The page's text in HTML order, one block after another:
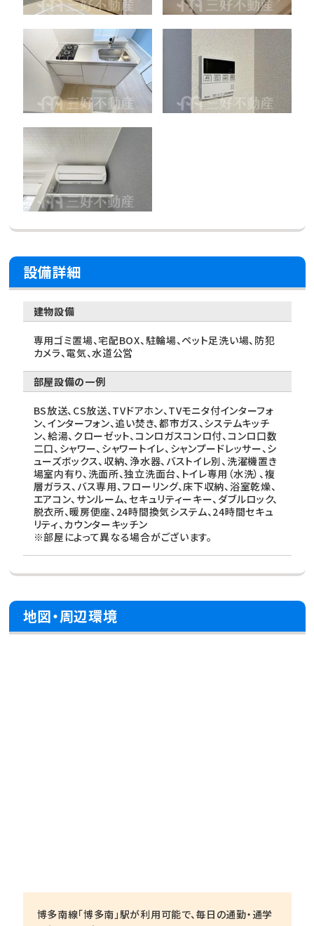
設備詳細
建物設備
専用ゴミ置場、宅配BOX、駐輪場、ペット足洗い場、防犯
カメラ、電気、水道公営
部屋設備の一例
BS放送、CS放送、TVドアホン、TVモニタ付インターフォ
ン、インターフォン、追い焚き、都市ガス、システムキッチ
ン、給湯、クローゼット、コンロガスコンロ付、コンロ口数
二口、シャワー、シャワートイレ、シャンプードレッサー、シ
ューズボックス、収納、浄水器、バストイレ別、洗濯機置き
場室内有り、洗面所、独立洗面台、トイレ専用（水洗）、複
層ガラス、バス専用、フローリング、床下収納、浴室乾燥、
エアコン、サンルーム、セキュリティーキー、ダブルロック、
脱衣所、暖房便座、24時間換気システム、24時間セキュ
リティ、カウンターキッチン
※部屋によって異なる場合がございます。
地図・周辺環境
博多南線「博多南」駅が利用可能で、毎日の通勤・通学